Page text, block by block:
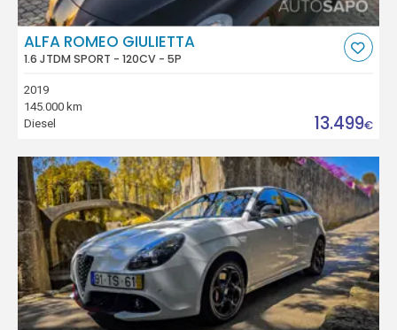
ALFA ROMEO GIULIETTA
1.6 JTDM SPORT - 120CV - 5P
2019
145.000 km
Diesel
13.499€